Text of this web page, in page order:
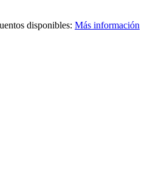
disponibles: Más información